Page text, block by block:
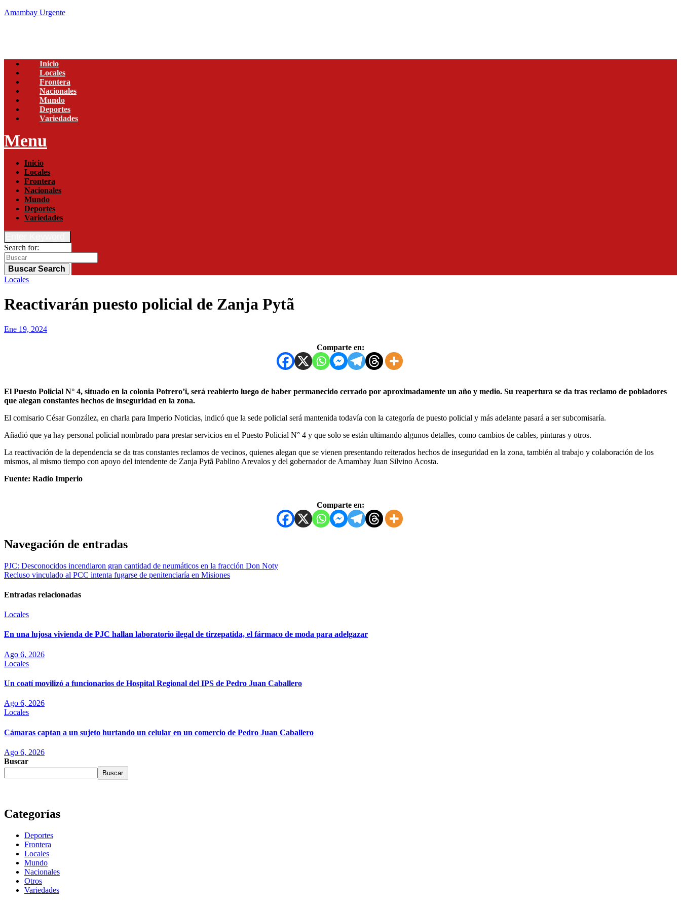
Amambay Urgente
Inicio
Locales
Frontera
Nacionales
Mundo
Deportes
Variedades
Menu
Inicio
Locales
Frontera
Nacionales
Mundo
Deportes
Variedades
Search for:
Buscar Search
Locales
Reactivarán puesto policial de Zanja Pytã
Ene 19, 2024
Comparte en:
El Puesto Policial N° 4, situado en la colonia Potrero’i, será reabierto luego de haber permanecido cerrado por aproximadamente un año y medio. Su reapertura se da tras reclamo de pobladores
que alegan constantes hechos de inseguridad en la zona.
El comisario César González, en charla para Imperio Noticias, indicó que la sede policial será mantenida todavía con la categoría de puesto policial y más adelante pasará a ser subcomisaría.
Añadió que ya hay personal policial nombrado para prestar servicios en el Puesto Policial N° 4 y que solo se están ultimando algunos detalles, como cambios de cables, pinturas y otros.
La reactivación de la dependencia se da tras constantes reclamos de vecinos, quienes alegan que se vienen presentando reiterados hechos de inseguridad en la zona, también al trabajo y colaboración de los
mismos, al mismo tiempo con apoyo del intendente de Zanja Pytã Pablino Arevalos y del gobernador de Amambay Juan Silvino Acosta.
Fuente: Radio Imperio
Comparte en:
Navegación de entradas
PJC: Desconocidos incendiaron gran cantidad de neumáticos en la fracción Don Noty
Recluso vinculado al PCC intenta fugarse de penitenciaría en Misiones
Entradas relacionadas
Locales
En una lujosa vivienda de PJC hallan laboratorio ilegal de tirzepatida, el fármaco de moda para adelgazar
Ago 6, 2026
Locales
Un coatí movilizó a funcionarios de Hospital Regional del IPS de Pedro Juan Caballero
Ago 6, 2026
Locales
Cámaras captan a un sujeto hurtando un celular en un comercio de Pedro Juan Caballero
Ago 6, 2026
Buscar
Buscar
Categorías
Deportes
Frontera
Locales
Mundo
Nacionales
Otros
Variedades